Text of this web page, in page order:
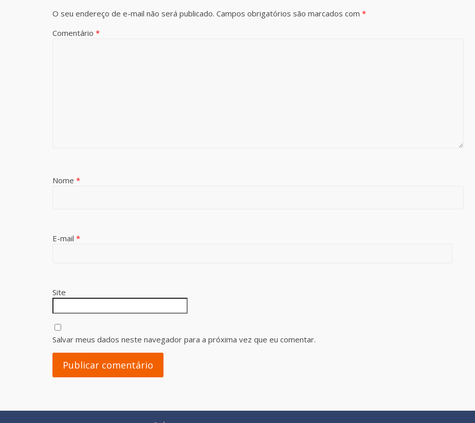
O seu endereço de e-mail não será publicado. Campos obrigatórios são marcados com *
Comentário *
Nome *
E-mail *
Site
Salvar meus dados neste navegador para a próxima vez que eu comentar.